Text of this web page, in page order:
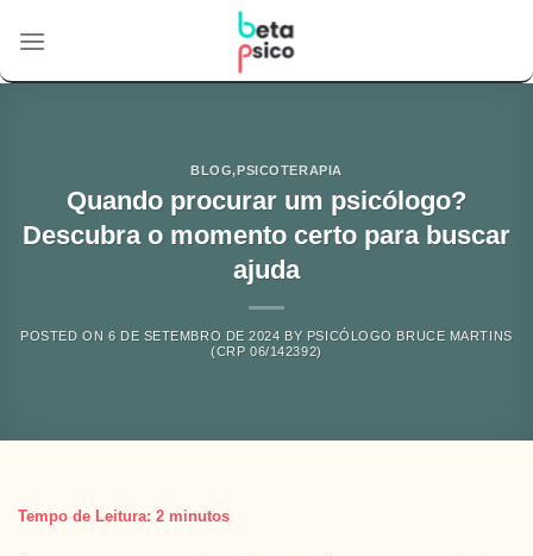
content
BLOG,PSICOTERAPIA
Quando procurar um psicólogo?
Descubra o momento certo para buscar
ajuda
POSTED ON 6 DE SETEMBRO DE 2024 BY PSICÓLOGO BRUCE MARTINS
(CRP 06/142392)
Tempo de Leitura: 2 minutos